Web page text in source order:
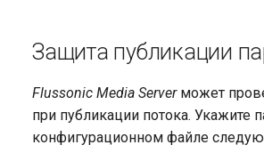
Защита публикации
Flussonic Media Serverможет
при публикации потока. Укажите
конфигурационном файле